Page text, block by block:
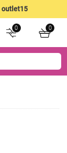
outlet15
0 0